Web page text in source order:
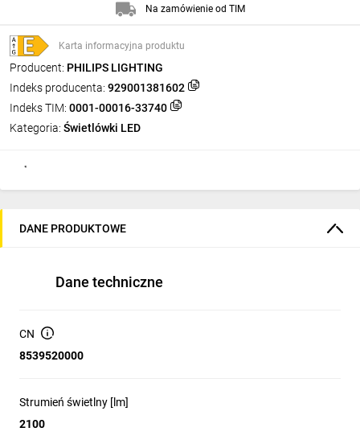
Karta informacyjna produktu
Producent: PHILIPS LIGHTING
Indeks producenta: 929001381602
Indeks TIM: 0001-00016-33740
Kategoria: Świetlówki LED
Na zamówienie od TIM
DANE PRODUKTOWE
Dane techniczne
CN
8539520000
Strumień świetlny [lm]
2100